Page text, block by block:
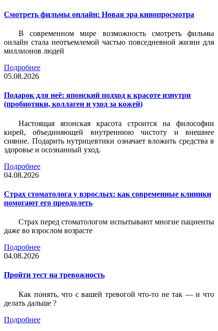
Смотреть фильмы онлайн: Новая эра кинопросмотра
В современном мире возможность смотреть фильмы
онлайн стала неотъемлемой частью повседневной жизни для
миллионов людей
Подробнее
05.08.2026
Подарок для неё: японский подход к красоте изнутри
(пробиотики, коллаген и уход за кожей)
Настоящая японская красота строится на философии
кирей, объединяющей внутреннюю чистоту и внешнее
сияние. Подарить нутрицевтики означает вложить средства в
здоровье и осознанный уход.
Подробнее
04.08.2026
Страх стоматолога у взрослых: как современные клиники
помогают его преодолеть
Страх перед стоматологом испытывают многие пациенты
даже во взрослом возрасте
Подробнее
04.08.2026
Пройти тест на тревожность
Как понять, что с вашей тревогой что-то не так — и что
делать дальше ?
Подробнее